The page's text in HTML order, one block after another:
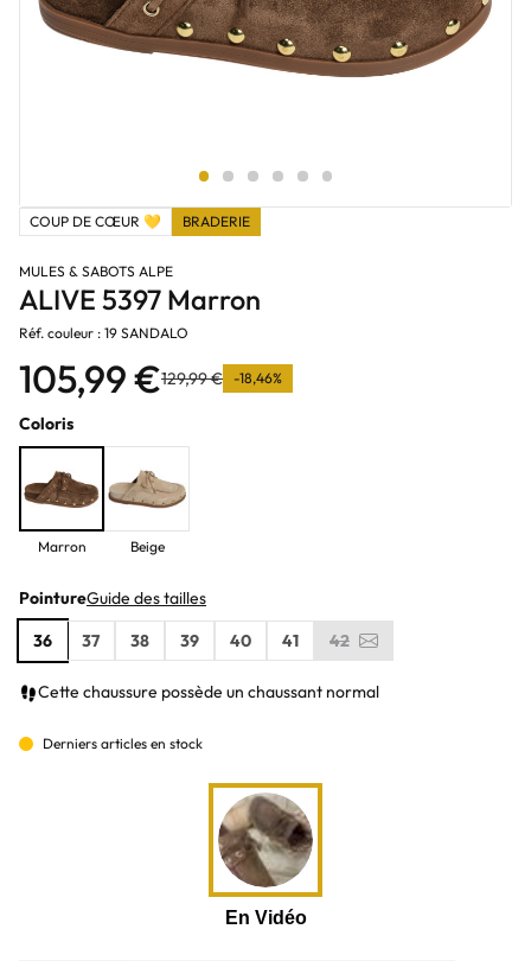
COUP DE CŒUR 💛 BRADERIE
MULES & SABOTS ALPE
ALIVE 5397 Marron
Réf. couleur : 19 SANDALO
105,99 €129,99 € -18,46%
Coloris
Marron Beige
PointureGuide des tailles
36
37 38 39 40 41 42
Cette chaussure possède un chaussant normal
Derniers articles en stock